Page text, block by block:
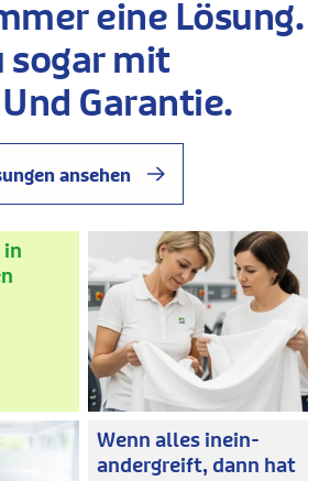
eine Lösung.
sogar mit
Garantie.
ansehen
in
Wenn alles inein-
andergreift, dann hat